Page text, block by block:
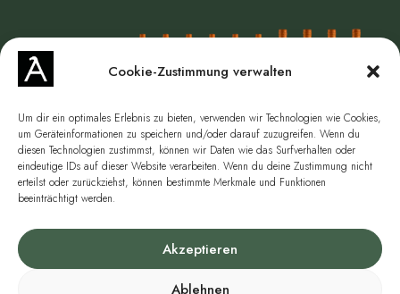
Cookie-Zustimmung verwalten
Um dir ein optimales Erlebnis zu bieten, verwenden wir Technologien wie Cookies,
um Geräteinformationen zu speichern und/oder darauf zuzugreifen. Wenn du
diesen Technologien zustimmst, können wir Daten wie das Surfverhalten oder
eindeutige IDs auf dieser Website verarbeiten. Wenn du deine Zustimmung nicht
erteilst oder zurückziehst, können bestimmte Merkmale und Funktionen
beeinträchtigt werden.
Akzeptieren
Ablehnen
JETZT WEIN ONLINE SHOPPEN
widerrufen